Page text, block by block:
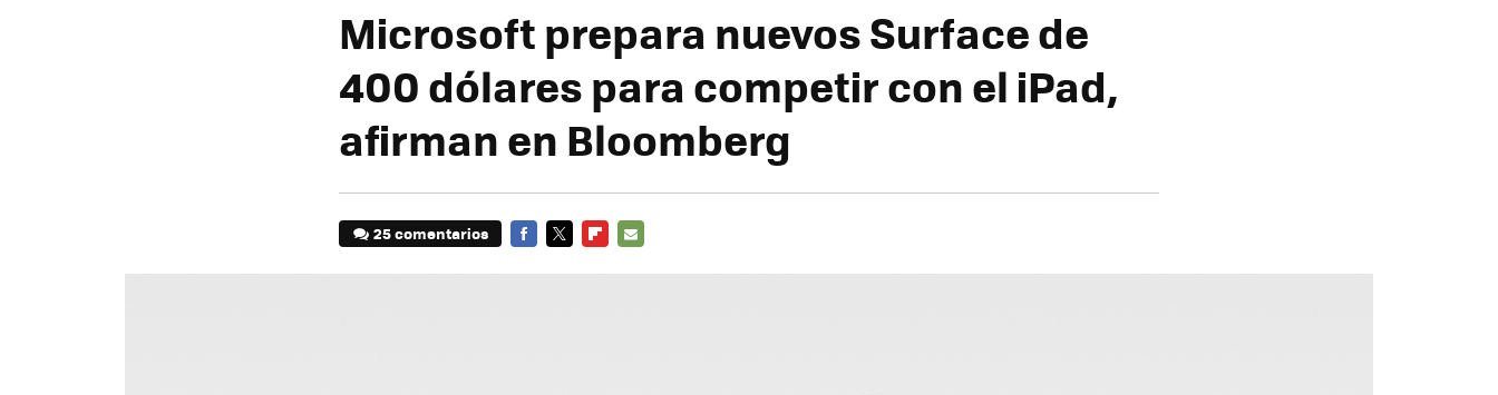
Microsoft prepara nuevos Surface de
400 dólares para competir con el iPad,
afirman en Bloomberg
25 comentarios